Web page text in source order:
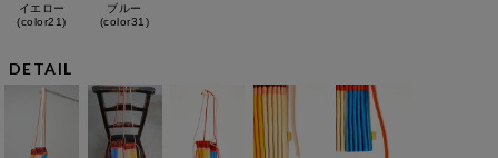
イエロー
(color21)
ブルー
(color31)
DETAIL